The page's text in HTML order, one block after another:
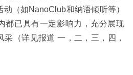
（如NanoClub和纳语倾听等）
都已具有一定影响力，充分展现
（详见报道 一，二，三，四，